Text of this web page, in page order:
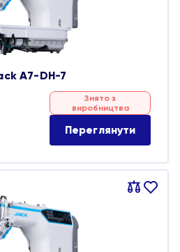
A7-DH-7
Знято з
виробництва
Переглянути
Порівняти
В